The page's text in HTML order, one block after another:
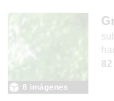
8 imágenes
82